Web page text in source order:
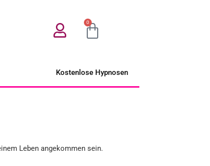
0
Kostenlose Hypnosen
Leben angekommen sein.